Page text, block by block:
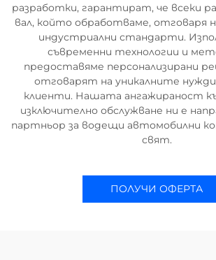
разработки, гарантират, че всеки
вал, който обработваме, отговаря
индустриални стандарти.
съвременни технологии и
предоставяме персонализирани
отговарят на уникалните
клиенти. Нашата ангажираност
изключително обслужване ни е
партньор за водещи автомобилни
свят.
ПОЛУЧИ ОФЕРТА